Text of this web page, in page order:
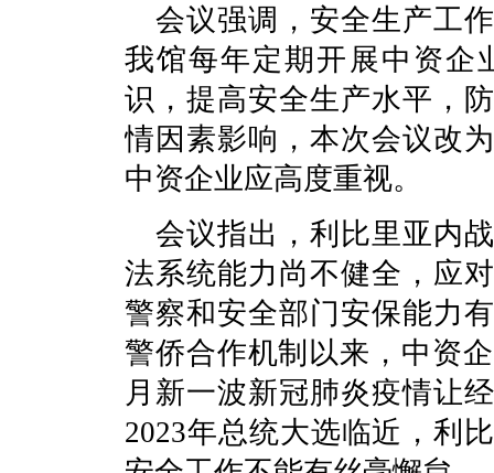
会议强调，安全生产工
我馆每年定期开展中资企
识，提高安全生产水平，
情因素影响，本次会议改
中资企业应高度重视。
会议指出，利比里亚内
法系统能力尚不健全，应
警察和安全部门安保能力
警侨合作机制以来，中资
月新一波新冠肺炎疫情让
2023年总统大选临近，利